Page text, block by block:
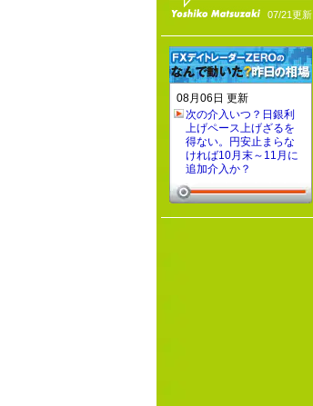
07/21更新
08月06日 更新
次の介入いつ？日銀利
上げペース上げざるを
得ない。円安止まらな
ければ10月末～11月に
追加介入か？